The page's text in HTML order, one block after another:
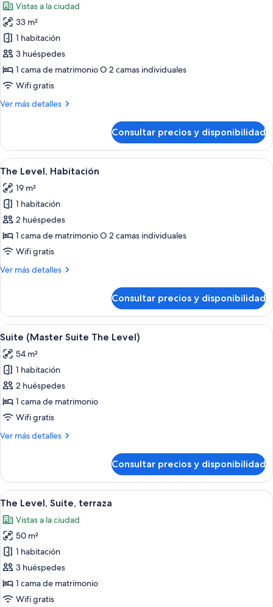
las
fotos
de
The
Level,
Habitación
Premium,
terraza
Vistas a la ciudad
33 m²
1 habitación
3 huéspedes
1 cama de matrimonio O 2 camas individuales
Wifi gratis
Ver más detalles
Más
Level,
Habitación
Premium,
Consultar precios y disponibilidad
Abrir
todas
las
fotos
de
The
Level,
Habitación de hotel ordenada con
6
The Level, Habitación
19 m²
1 habitación
2 huéspedes
1 cama de matrimonio O 2 camas individuales
Wifi gratis
Ver más detalles
Más
Level,
Habitación
Consultar precios y disponibilidad
Abrir
todas
las
fotos
de
Suite
(Master
The
Habitación de hotel moderna con
7
Suite (Master Suite The Level)
54 m²
1 habitación
2 huéspedes
1 cama de matrimonio
Wifi gratis
Ver más detalles
Más
(Master
Suite
The
Consultar precios y disponibilidad
Abrir
todas
las
fotos
de
The
Level,
Suite,
Una habitación de hotel moderna
9
The Level, Suite, terraza
Vistas a la ciudad
50 m²
1 habitación
3 huéspedes
1 cama de matrimonio
Wifi gratis